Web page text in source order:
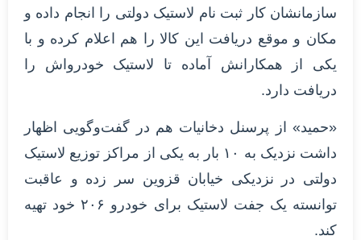
سازمانشان کار ثبت نام لاستیک دولتی را انجام داده و
مکان و موقع دریافت این کالا را هم اعلام کرده و با
یکی از همکارانش آماده تا لاستیک خودرواش را
دریافت دارد.
«حمید» از پرسنل دخانیات هم در گفت‌وگویی اظهار
داشت نزدیک به ۱۰ بار به یکی از مراکز توزیع لاستیک
دولتی در نزدیکی خیابان قزوین سر زده و عاقبت
توانسته یک جفت لاستیک برای خودرو ۲۰۶ خود تهیه
کند.